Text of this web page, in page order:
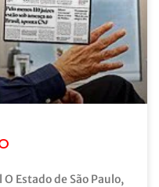
Estado de São Paulo,